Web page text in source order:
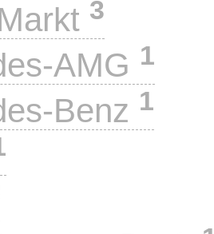
3
AMG 1
Benz 1